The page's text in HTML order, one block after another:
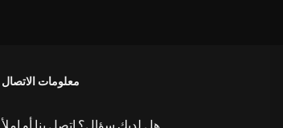
معلومات الاتصال